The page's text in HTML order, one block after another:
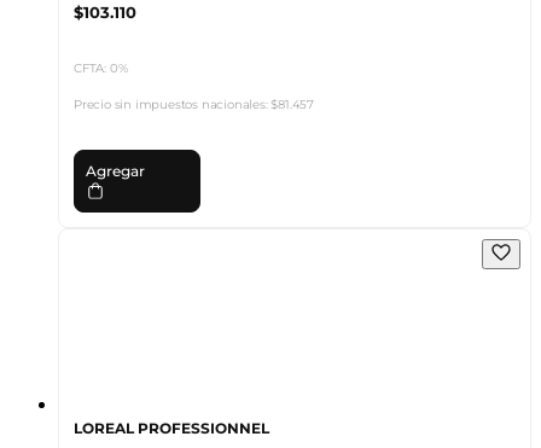
$103.110
CFTA: 0%
Precio sin impuestos nacionales:$81.457
Agregar
LOREAL PROFESSIONNEL